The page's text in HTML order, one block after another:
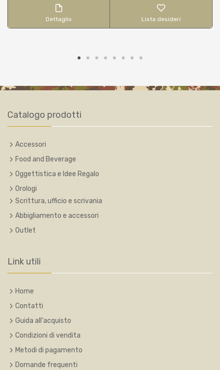
Dettaglio Lista desideri
Catalogo prodotti
Accessori
Food and Beverage
Oggettistica e Idee Regalo
Orologi
Scrittura, ufficio e scrivania
Abbigliamento e accessori
Outlet
Link utili
Home
Contatti
Guida all'acquisto
Condizioni di vendita
Metodi di pagamento
Domande frequenti